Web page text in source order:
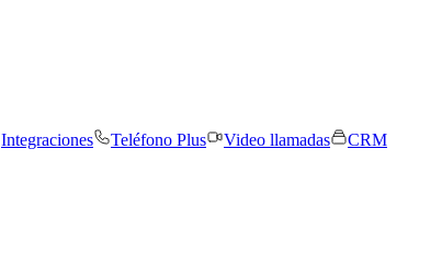
Integraciones Teléfono Plus Video llamadas
CRM